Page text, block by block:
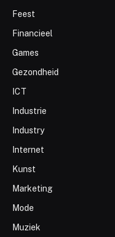
Feest
Financieel
Games
Gezondheid
ICT
Industrie
Industry
Internet
Kunst
Marketing
Mode
Muziek